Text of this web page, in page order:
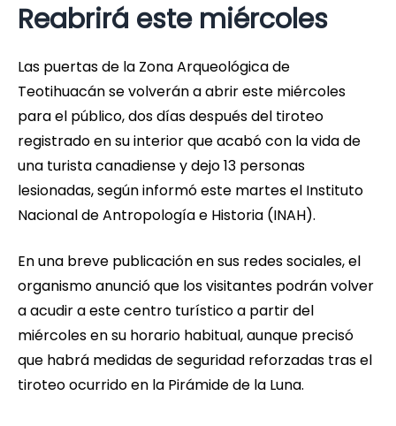
Reabrirá este miércoles
Las puertas de la Zona Arqueológica de
Teotihuacán se volverán a abrir este miércoles
para el público, dos días después del tiroteo
registrado en su interior que acabó con la vida de
una turista canadiense y dejo 13 personas
lesionadas, según informó este martes el Instituto
Nacional de Antropología e Historia (INAH).
En una breve publicación en sus redes sociales, el
organismo anunció que los visitantes podrán volver
a acudir a este centro turístico a partir del
miércoles en su horario habitual, aunque precisó
que habrá medidas de seguridad reforzadas tras el
tiroteo ocurrido en la Pirámide de la Luna.